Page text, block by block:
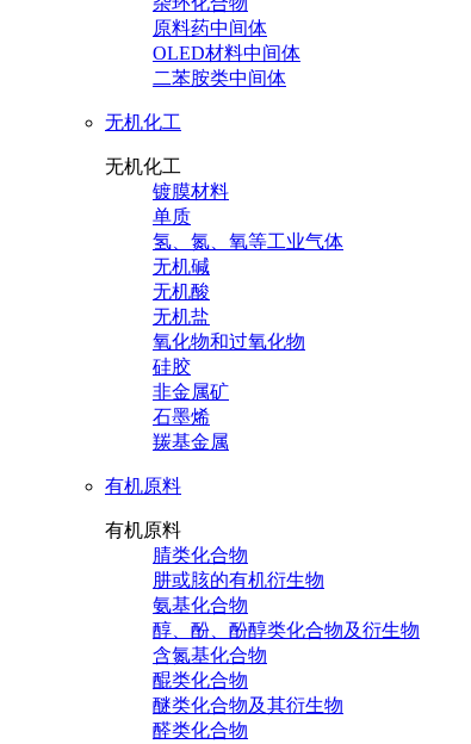
原料药中间体
OLED材料中间体
二苯胺类中间体
无机化工
无机化工
镀膜材料
单质
氢、氮、氧等工业气体
无机碱
无机酸
无机盐
氧化物和过氧化物
硅胶
非金属矿
石墨烯
羰基金属
有机原料
有机原料
腈类化合物
肼或胲的有机衍生物
氨基化合物
醇、酚、酚醇类化合物及衍生物
含氮基化合物
醌类化合物
醚类化合物及其衍生物
醛类化合物